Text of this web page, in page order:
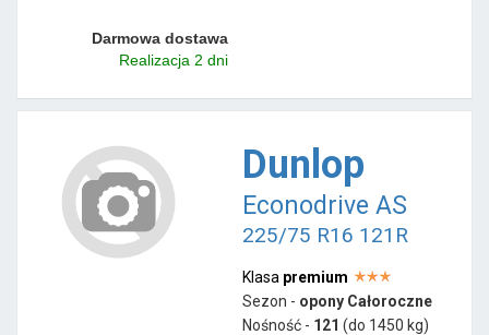
Darmowa dostawa
Realizacja 2 dni
Dunlop
Econodrive AS
225/75 R16 121R
Klasa premium
Sezon - opony Całoroczne
Nośność - 121 (do 1450 kg)